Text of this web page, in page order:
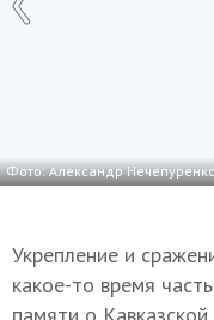
Фото: Александр
Укрепление и
какое-то время
памяти о